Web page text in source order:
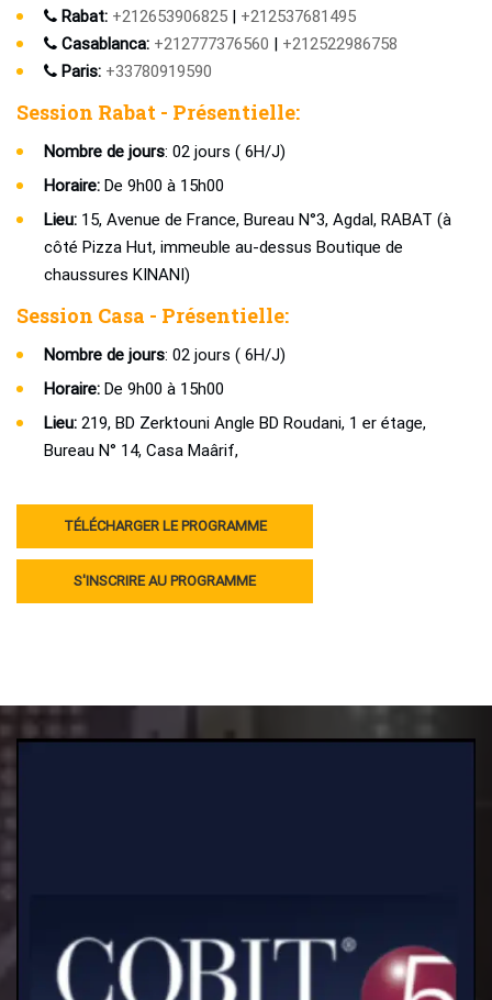
Rabat: +212653906825 | +212537681495
Casablanca: +212777376560 | +212522986758
Paris: +33780919590
Session Rabat - Présentielle:
Nombre de jours: 02 jours ( 6H/J)
Horaire: De 9h00 à 15h00
Lieu: 15, Avenue de France, Bureau N°3, Agdal, RABAT (à
côté Pizza Hut, immeuble au-dessus Boutique de
chaussures KINANI)
Session Casa - Présentielle:
Nombre de jours: 02 jours ( 6H/J)
Horaire: De 9h00 à 15h00
Lieu: 219, BD Zerktouni Angle BD Roudani, 1 er étage,
Bureau N° 14, Casa Maârif,
TÉLÉCHARGER LE PROGRAMME
S'INSCRIRE AU PROGRAMME